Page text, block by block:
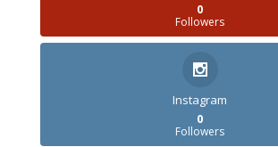
0
Followers
Instagram
0
Followers